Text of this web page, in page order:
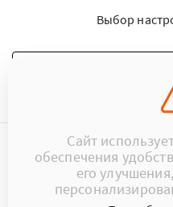
Выбор
©2015 - 2026
+375 (29) 17-
Сайт
обеспечения
его